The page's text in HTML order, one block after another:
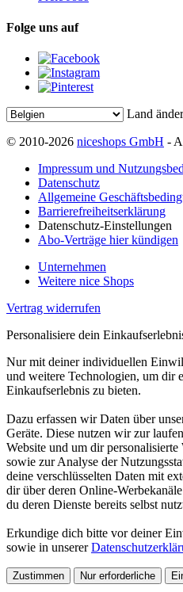
Folge uns auf
Land
© 2010-2026 niceshops GmbH -
Impressum und
Datenschutz
Allgemeine
Barrierefreiheitserklärung
Datenschutz-Einstellungen
Abo-Verträge hier kündigen
Unternehmen
Weitere nice Shops
Vertrag widerrufen
Personalisiere dein
Nur mit deiner individuellen
und weitere Technologien, um dir
Einkaufserlebnis zu bieten.
Dazu erfassen wir Daten über
Geräte. Diese nutzen wir zur
Website und um dir
sowie zur Analyse der
deine verschlüsselten Daten mit
dir über deren Online-
du deren Dienste bereits selbst
Erkundige dich bitte vor deiner
sowie in unserer
Zustimmen Nur erforderliche